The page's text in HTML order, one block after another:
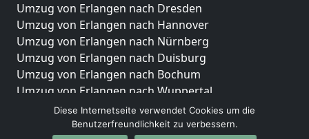
Umzug von Erlangen nach Dresden
Umzug von Erlangen nach Hannover
Umzug von Erlangen nach Nürnberg
Umzug von Erlangen nach Duisburg
Umzug von Erlangen nach Bochum
Umzug von Erlangen nach Wuppertal
Umzug von Erlangen nach Bielefeld
Umzug von Erlangen nach Bonn
Diese Internetseite verwendet Cookies um die
Benutzerfreundlichkeit zu verbessern.